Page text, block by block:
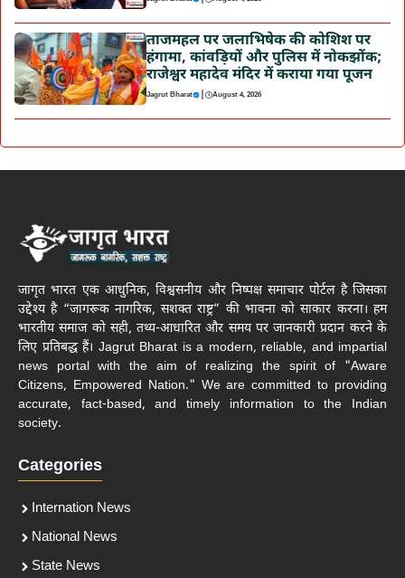
ताजमहल पर जलाभिषेक की कोशिश पर
हंगामा, कांवड़ियों और पुलिस में नोकझोंक;
राजेश्वर महादेव मंदिर में कराया गया पूजन
Jagrut Bharat | August 4, 2026
जागृत भारत एक आधुनिक, विश्वसनीय और निष्पक्ष समाचार पोर्टल है जिसका
उद्देश्य है “जागरूक नागरिक, सशक्त राष्ट्र” की भावना को साकार करना। हम
भारतीय समाज को सही, तथ्य-आधारित और समय पर जानकारी प्रदान करने के
लिए प्रतिबद्ध हैं। Jagrut Bharat is a modern, reliable, and impartial
news portal with the aim of realizing the spirit of "Aware
Citizens, Empowered Nation." We are committed to providing
accurate, fact-based, and timely information to the Indian
society.
Categories
Internation News
National News
State News